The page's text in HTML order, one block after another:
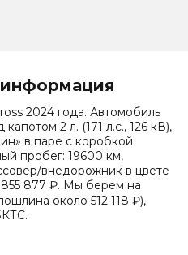
2024 года. Автомобиль
2 л. (171 л.с., 126 кВ),
в паре с коробкой
пробег: 19600 км,
внедорожник в цвете
855 877 ₽. Мы берем на
около 512 118 ₽),
точный расчет